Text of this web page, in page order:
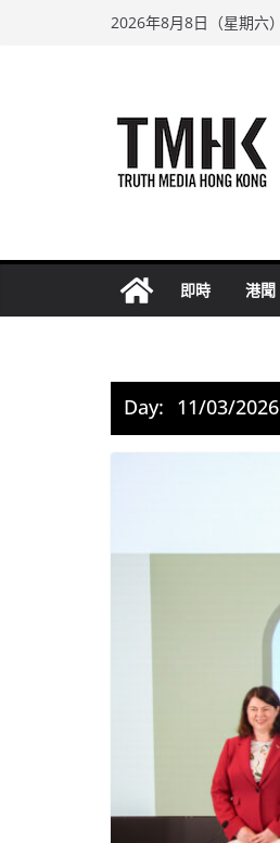
2026年8月8日（星期六）
即時 港聞
Day: 11/03/2026